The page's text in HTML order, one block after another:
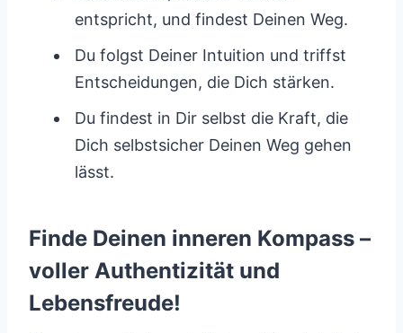
entspricht, und findest Deinen Weg.
Du folgst Deiner Intuition und triffst
Entscheidungen, die Dich stärken.
Du findest in Dir selbst die Kraft, die
Dich selbstsicher Deinen Weg gehen
lässt.
Finde Deinen inneren Kompass –
voller Authentizität und
Lebensfreude!